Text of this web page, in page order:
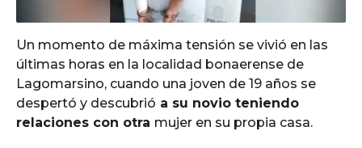
Un momento de máxima tensión se vivió en las
últimas horas en la localidad bonaerense de
Lagomarsino, cuando una joven de 19 años se
despertó y descubrió a su novio teniendo
relaciones con otra mujer en su propia casa.